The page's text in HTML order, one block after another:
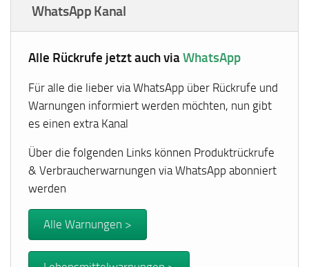
WhatsApp Kanal
Alle Rückrufe jetzt auch viaWhatsApp
Für alle die lieber via WhatsApp über Rückrufe und
Warnungen informiert werden möchten, nun gibt
es einen extra Kanal
Über die folgenden Links können Produktrückrufe
& Verbraucherwarnungen via WhatsApp abonniert
werden
Alle Warnungen >